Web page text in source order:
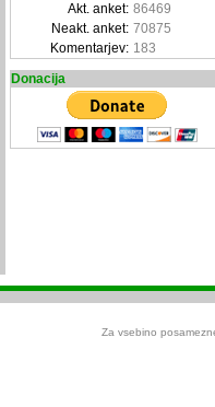
Akt. anket: 86469
Neakt. anket: 70875
Komentarjev: 183
Donacija
Za vsebino